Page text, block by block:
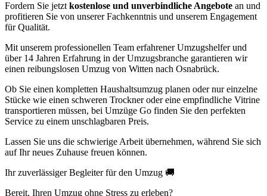
Fordern Sie jetzt kostenlose und unverbindliche Angebote an und
profitieren Sie von unserer Fachkenntnis und unserem Engagement
für Qualität.
Mit unserem professionellen Team erfahrener Umzugshelfer und
über 14 Jahren Erfahrung in der Umzugsbranche garantieren wir
einen reibungslosen Umzug von Witten nach Osnabrück.
Ob Sie einen kompletten Haushaltsumzug planen oder nur einzelne
Stücke wie einen schweren Trockner oder eine empfindliche Vitrine
transportieren müssen, bei Umzüge Go finden Sie den perfekten
Service zu einem unschlagbaren Preis.
Lassen Sie uns die schwierige Arbeit übernehmen, während Sie sich
auf Ihr neues Zuhause freuen können.
Ihr zuverlässiger Begleiter für den Umzug 🚚
Bereit, Ihren Umzug ohne Stress zu erleben?